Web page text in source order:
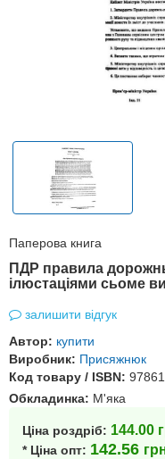
Паперова книга
ПДР правила
ілюстаціями сьоме
залишити відгук
Автор: купити
Виробник: Присяжнюк
Код товару / ISBN:
Обкладинка: М'яка
Ціна роздріб: 144.00
* Ціна опт: 142.56